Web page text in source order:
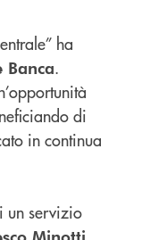
ha
Banca.
di
in continua
un servizio
Minotti,